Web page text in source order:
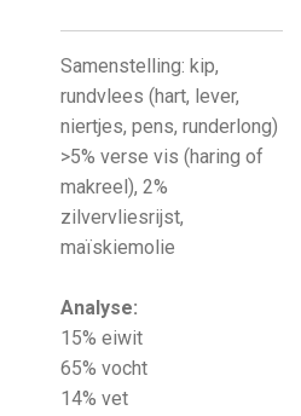
Samenstelling: kip,
rundvlees (hart, lever,
niertjes, pens, runderlong)
>5% verse vis (haring of
makreel), 2%
zilvervliesrijst,
maïskiemolie
Analyse:
15% eiwit
65% vocht
14% vet